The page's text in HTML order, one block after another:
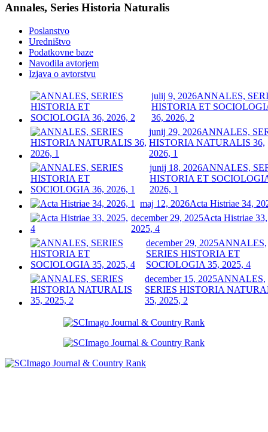
Annales, Series Historia Naturalis
Poslanstvo
Uredništvo
Podatkovne baze
Navodila avtorjem
Izjava o avtorstvu
julij 9, 2026ANNALES,
HISTORIA ET
36, 2026, 2
junij 29, 2026ANNALES,
HISTORIA NATURALIS 36,
2026, 1
junij 18, 2026ANNALES,
HISTORIA ET
2026, 1
maj 12, 2026Acta Histriae 34,
december 29, 2025Acta Histriae 33,
2025, 4
december 29, 2025ANNALES,
SERIES HISTORIA ET
SOCIOLOGIA 35, 2025, 4
december 15, 2025ANNALES,
SERIES HISTORIA
35, 2025, 2